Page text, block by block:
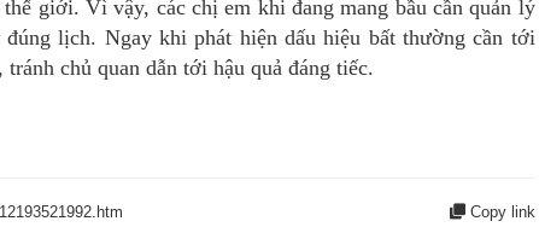
giới. Vì vậy, các chị em khi đang mang bầu cần quản lý
lịch. Ngay khi phát hiện dấu hiệu bất thường cần tới
chủ quan dẫn tới hậu quả đáng tiếc.
Copy link